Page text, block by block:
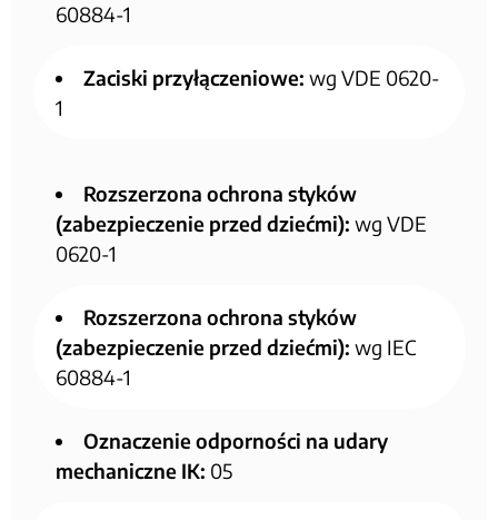
60884-1
Zaciski przyłączeniowe: wg VDE 0620-
1
Rozszerzona ochrona styków
(zabezpieczenie przed dziećmi): wg VDE
0620-1
Rozszerzona ochrona styków
(zabezpieczenie przed dziećmi): wg IEC
60884-1
Oznaczenie odporności na udary
mechaniczne IK: 05